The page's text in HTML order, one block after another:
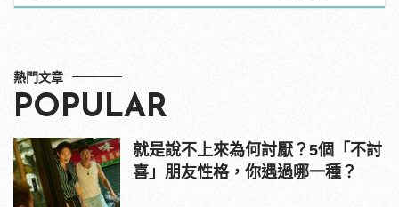
結！ |
熱門文章
POPULAR
就是說不上來為何討厭？5個「不討
喜」朋友性格，你遇過哪一種？